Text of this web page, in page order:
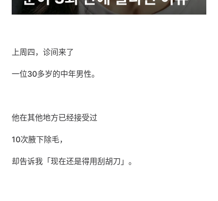
上周四，诊间来了
一位30多岁的中年男性。
他在其他地方已经接受过
10次腋下除毛，
却告诉我「现在还是得用刮胡刀」。